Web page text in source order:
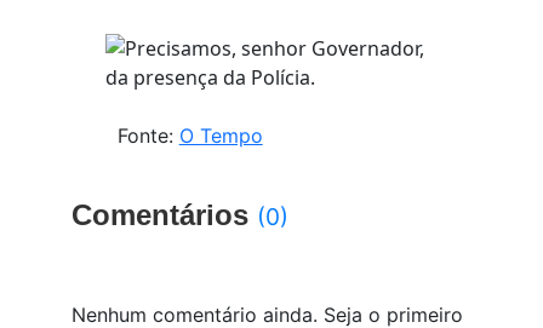
Fonte: O Tempo
Comentários (0)
Nenhum comentário ainda. Seja o primeiro